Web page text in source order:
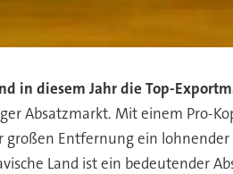
in diesem Jahr die Top-
Absatzmarkt. Mit einem Pro-
großen Entfernung ein
Land ist ein bedeutender